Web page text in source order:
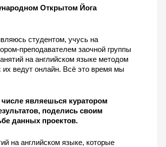
Открытом Йога
студентом, учусь на
преподавателем заочной группы
на английском языке методом
их ведут онлайн. Всё это время мы
являешься куратором
поделись своим
данных проектов.
на английском языке, которые